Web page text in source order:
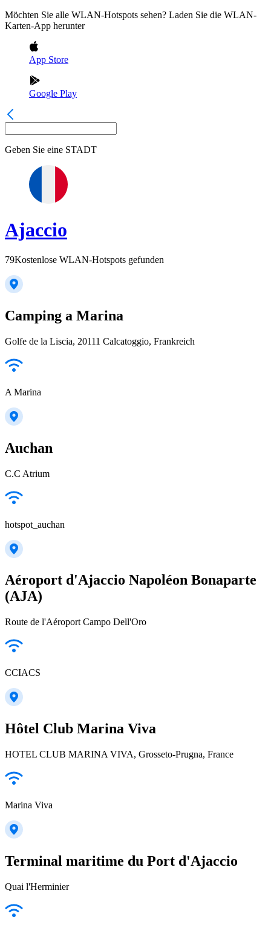
Möchten Sie alle WLAN-Hotspots sehen? Laden Sie die WLAN-
Karten-App herunter
App Store
Google Play
Geben Sie eine STADT
Ajaccio
79Kostenlose WLAN-Hotspots gefunden
Camping a Marina
Golfe de la Liscia, 20111 Calcatoggio, Frankreich
A Marina
Auchan
C.C Atrium
hotspot_auchan
Aéroport d'Ajaccio Napoléon Bonaparte
(AJA)
Route de l'Aéroport Campo Dell'Oro
CCIACS
Hôtel Club Marina Viva
HOTEL CLUB MARINA VIVA, Grosseto-Prugna, France
Marina Viva
Terminal maritime du Port d'Ajaccio
Quai l'Herminier